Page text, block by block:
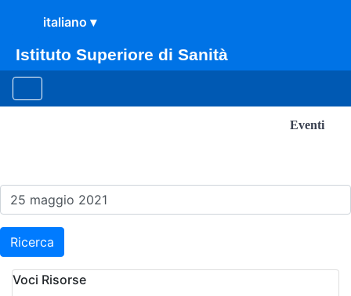
Istituto Superiore di Sanità
Eventi
Ricerca
Voci Risorse